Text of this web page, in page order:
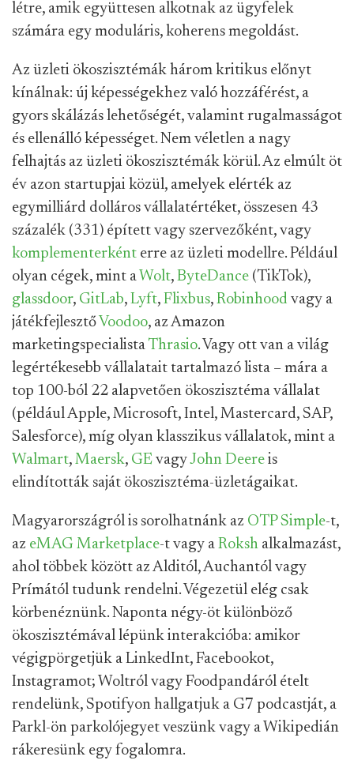
létre, amik együttesen alkotnak az ügyfelek
számára egy moduláris, koherens megoldást.
Az üzleti ökoszisztémák három kritikus előnyt
kínálnak: új képességekhez való hozzáférést, a
gyors skálázás lehetőségét, valamint rugalmasságot
és ellenálló képességet. Nem véletlen a nagy
felhajtás az üzleti ökoszisztémák körül. Az elmúlt öt
év azon startupjai közül, amelyek elérték az
egymilliárd dolláros vállalatértéket, összesen 43
százalék (331) épített vagy szervezőként, vagy
komplementerként erre az üzleti modellre. Például
olyan cégek, mint a Wolt, ByteDance (TikTok),
glassdoor, GitLab, Lyft, Flixbus, Robinhood vagy a
játékfejlesztő Voodoo, az Amazon
marketingspecialista Thrasio. Vagy ott van a világ
legértékesebb vállalatait tartalmazó lista – mára a
top 100-ból 22 alapvetően ökoszisztéma vállalat
(például Apple, Microsoft, Intel, Mastercard, SAP,
Salesforce), míg olyan klasszikus vállalatok, mint a
Walmart, Maersk, GE vagyJohn Deere is
elindították saját ökoszisztéma-üzletágaikat.
Magyarországról is sorolhatnánk az OTP Simple-t,
az eMAG Marketplace-t vagy a Roksh alkalmazást,
ahol többek között az Alditól, Auchantól vagy
Prímától tudunk rendelni. Végezetül elég csak
körbenéznünk. Naponta négy-öt különböző
ökoszisztémával lépünk interakcióba: amikor
végigpörgetjük a LinkedInt, Facebookot,
Instagramot; Woltról vagy Foodpandáról ételt
rendelünk, Spotifyon hallgatjuk a G7 podcastját, a
Parkl-ön parkolójegyet veszünk vagy a Wikipedián
rákeresünk egy fogalomra.